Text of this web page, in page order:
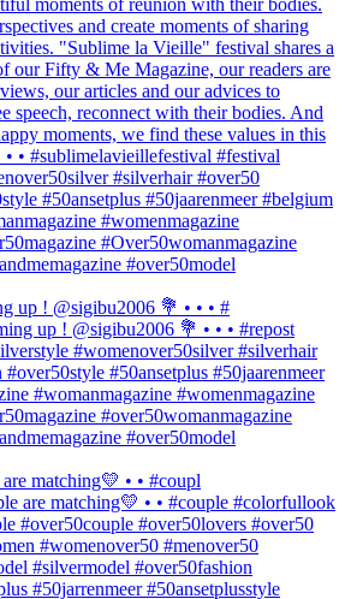
up ! @sigibu2006 💐 • • • #
matching💛 • • #coupl